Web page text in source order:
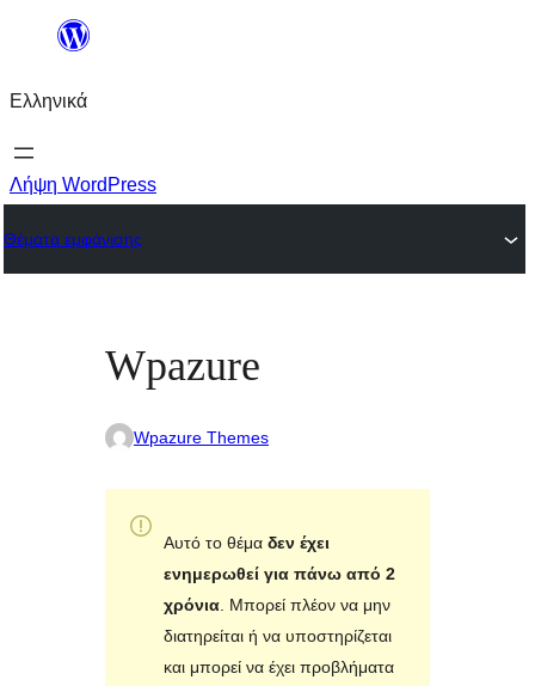
Μετάβαση
περιεχόμενο
Ελληνικά
Λήψη WordPress
Θέματα εμφάνισης
Wpazure
Wpazure Themes
Αυτό το θέμα δεν έχει
ενημερωθεί για πάνω από 2
χρόνια. Μπορεί πλέον να μην
διατηρείται ή να υποστηρίζεται
και μπορεί να έχει προβλήματα